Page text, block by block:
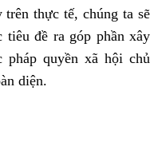
trên thực tế, chúng ta sẽ
đề ra góp phần xây
pháp quyền xã hội chủ
diện.